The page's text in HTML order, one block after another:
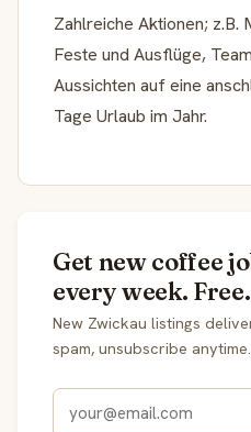
Zahlreiche Aktionen;
Feste und Ausflüge,
Aussichten auf eine
Tage Urlaub im Jahr.
Get new coffee
every week. Free.
New Zwickau listings
spam, unsubscribe anytime.